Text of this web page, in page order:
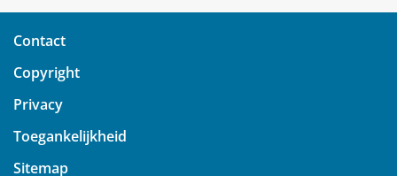
Contact
Copyright
Privacy
Toegankelijkheid
Sitemap